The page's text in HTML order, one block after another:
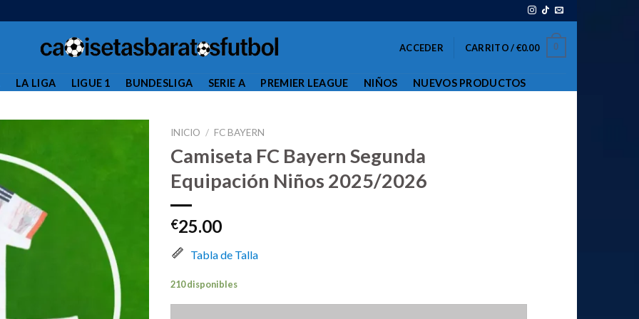
ACCEDER CARRITO /€0.00 0
LA LIGA LIGUE 1 BUNDESLIGA SERIE A PREMIER LEAGUE NIÑOS NUEVOS PRODUCTOS
INICIO / FC BAYERN
Camiseta FC Bayern Segunda
Equipación Niños 2025/2026
€25.00
Tabla de Talla
210 disponibles